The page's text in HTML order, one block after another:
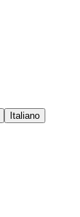
Italiano